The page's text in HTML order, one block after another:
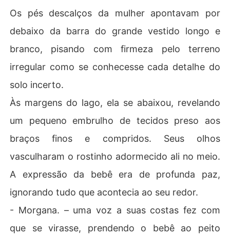
Os pés descalços da mulher apontavam por
debaixo da barra do grande vestido longo e
branco, pisando com firmeza pelo terreno
irregular como se conhecesse cada detalhe do
solo incerto.
Às margens do lago, ela se abaixou, revelando
um pequeno embrulho de tecidos preso aos
braços finos e compridos. Seus olhos
vasculharam o rostinho adormecido ali no meio.
A expressão da bebê era de profunda paz,
ignorando tudo que acontecia ao seu redor.
- Morgana. – uma voz a suas costas fez com
que se virasse, prendendo o bebê ao peito